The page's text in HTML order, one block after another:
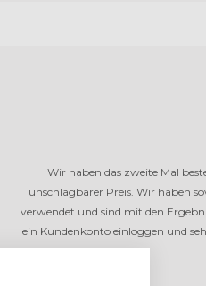
Wir haben das zweite Mal
unschlagbarer Preis. Wir haben
verwendet und sind mit den
ein Kundenkonto einloggen und